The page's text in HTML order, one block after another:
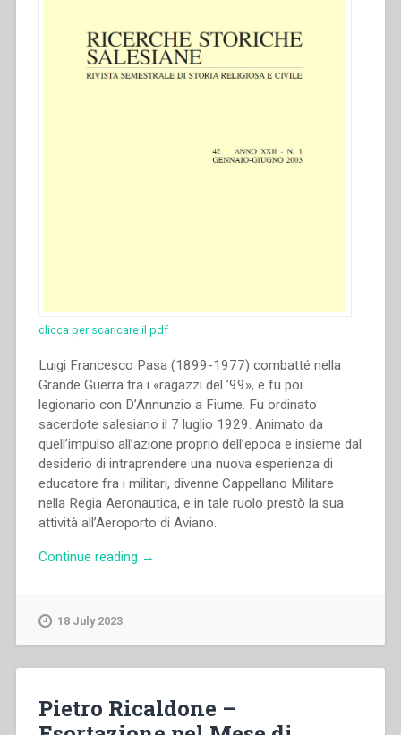
clicca per scaricare il pdf
Luigi Francesco Pasa (1899-1977) combatté nella
Grande Guerra tra i «ragazzi del ’99», e fu poi
legionario con D’Annunzio a Fiume. Fu ordinato
sacerdote salesiano il 7 luglio 1929. Animato da
quell’impulso all’azione proprio dell’epoca e insieme dal
desiderio di intraprendere una nuova esperienza di
educatore fra i militari, divenne Cappellano Militare
nella Regia Aeronautica, e in tale ruolo prestò la sua
attività all’Aeroporto di Aviano.
Continue reading “Alessandro
l’opera
→
18 July 2023
Pietro Ricaldone –